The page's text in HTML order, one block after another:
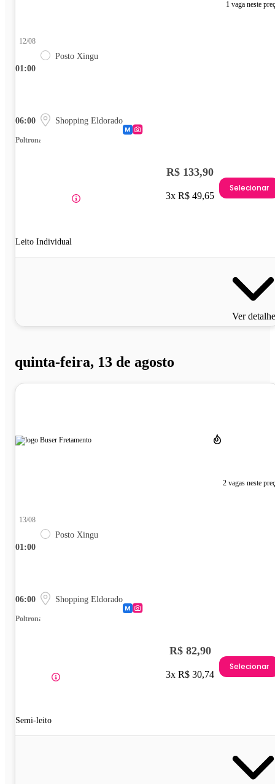
1 vaga neste
01:00
12/08
Posto Xingu
06:00 Shopping Eldorado
Poltrona
Leito Individual
R$ 133,90
3x R$ 49,65
Selecionar
Ver
quinta-feira, 13 de agosto
2 vagas neste
01:00
13/08
Posto Xingu
06:00 Shopping Eldorado
Poltrona
Semi-leito
R$ 82,90
3x R$ 30,74
Selecionar